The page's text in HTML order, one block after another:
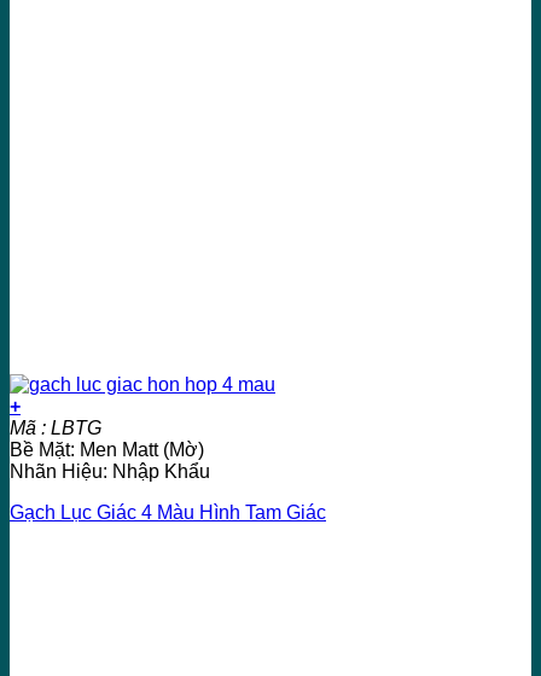
+
Mã : LBTG
Bề Mặt: Men Matt (Mờ)
Nhãn Hiệu: Nhập Khẩu
Gạch Lục Giác 4 Màu Hình Tam Giác